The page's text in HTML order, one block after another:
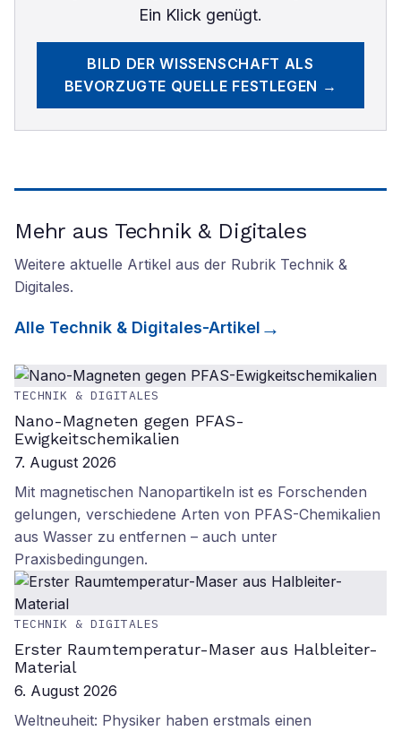
Ein Klick genügt.
BILD DER WISSENSCHAFT ALS
BEVORZUGTE QUELLE FESTLEGEN →
Mehr aus Technik & Digitales
Weitere aktuelle Artikel aus der Rubrik Technik &
Digitales.
Alle Technik & Digitales-Artikel
TECHNIK & DIGITALES
Nano-Magneten gegen PFAS-
Ewigkeitschemikalien
7. August 2026
Mit magnetischen Nanopartikeln ist es Forschenden
gelungen, verschiedene Arten von PFAS-Chemikalien
aus Wasser zu entfernen – auch unter
Praxisbedingungen.
TECHNIK & DIGITALES
Erster Raumtemperatur-Maser aus Halbleiter-
Material
6. August 2026
Weltneuheit: Physiker haben erstmals einen